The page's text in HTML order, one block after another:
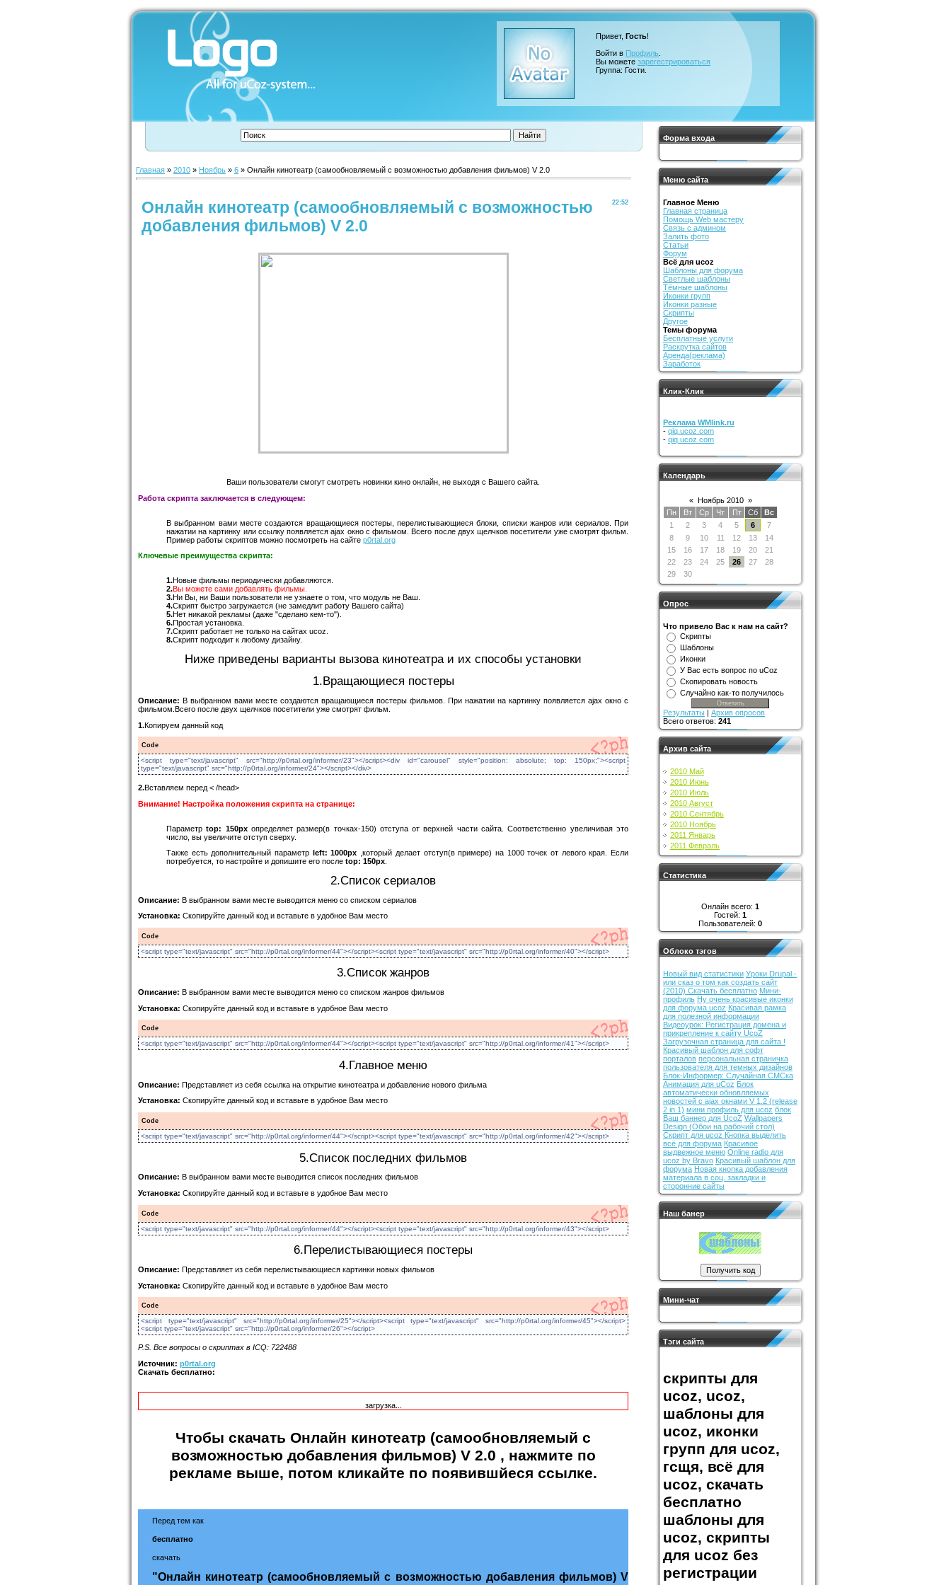
Привет, Гость!
Войти в Профиль
Вы можете зарегестрироваться
Группа: Гости.
Форма входа
Меню сайта
Главное Меню
Главная страница
Помощь Web мастеру
Связь с админом
Залить фото
Статьи
Форум
Всё для ucoz
Шаблоны для форума
Светлые шаблоны
Тёмные шаблоны
Иконки групп
Иконки разные
Скрипты
Другое
Темы форума
Бесплатные услуги
Раскрутка сайтов
Аренда(реклама)
Заработок
Клик-Клик
Реклама WMlink.ru
- qiq.ucoz.com
- qiq.ucoz.com
Календарь
« Ноябрь 2010 »
Пн
Вт Ср Чт Пт Сб
Вс
1
2 3 4 5 6
7
8
9 10 11 12 13
14
15
16 17 18 19 20
21
22
23 24 25 26 27
28
29
30
Опрос
Что привело Вас к нам на сайт?
Скрипты
Шаблоны
Иконки
У Вас есть вопрос по uCoz
Скопировать новость
Случайно как-то получилось
Результаты | Архив опросов
Всего ответов: 241
Архив сайта
2010 Май
2010 Июнь
2010 Июль
2010 Август
2010 Сентябрь
2010 Ноябрь
2011 Январь
2011 Февраль
Статистика
Онлайн всего: 1
Гостей: 1
Пользователей: 0
Облоко тэгов
Новый вид статистики Уроки Drupal -
или сказ о том как создать сайт
(2010) Скачать бесплатно Мини-
профиль Ну очень красивые иконки
для форума ucoz Красивая рамка
для полезной информации
Видеоурок: Регистрация домена и
прикрепление к сайту UcoZ
Загрузочная страница для сайта !
Красивый шаблон для софт
порталов персональная страничка
пользователя для темных дизайнов
Блок-Информер: Случайная СМСка
Анимация для uCoz Блок
автоматически обновляемых
новостей с ajax окнами V 1.2 (release
2 in 1) мини профиль для ucoz блок
Ваш баннер для UcoZ Wallpapers
Design (Обои на рабочий стол)
Скрипт для ucoz Кнопка выделить
всё для форума Красивое
выдвежное меню Online radio для
ucoz by Bravo Красивый шаблон для
форума Новая кнопка добавления
материала в соц. закладки и
сторонние сайты
Наш банер
Мини-чат
Тэги сайта
скрипты для
ucoz, ucoz,
шаблоны для
ucoz, иконки
групп для ucoz,
гсщя, всё для
ucoz, скачать
бесплатно
шаблоны для
ucoz, скрипты
для ucoz без
регистрации
Главная » 2010 » Ноябрь » 6 » Онлайн кинотеатр (самообновляемый с возможностью добавления фильмов) V 2.0
22:52
Онлайн кинотеатр (самообновляемый с возможностью
добавления фильмов) V 2.0
Ваши пользователи смогут смотреть новинки кино онлайн, не выходя с Вашего сайта.
Работа скрипта заключается в следующем:
В выбранном вами месте создаются вращающиеся постеры, перелистывающиеся блоки, списки жанров или сериалов. При
нажатии на картинку или ссылку появляется ajax окно с фильмом. Всего после двух щелчков посетители уже смотрят фильм.
Пример работы скриптов можно посмотреть на сайте p0rtal.org
Ключевые преимущества скрипта:
1.Новые фильмы периодически добавляются.
2.Вы можете сами добавлять фильмы.
3.Ни Вы, ни Ваши пользователи не узнаете о том, что модуль не Ваш.
4.Скрипт быстро загружается (не замедлит работу Вашего сайта)
5.Нет никакой рекламы (даже "сделано кем-то").
6.Простая установка.
7.Скрипт работает не только на сайтах ucoz.
8.Скрипт подходит к любому дизайну.
Ниже приведены варианты вызова кинотеатра и их способы установки
1.Вращающиеся постеры
Описание: В выбранном вами месте создаются вращающиеся постеры фильмов. При нажатии на картинку появляется ajax окно с
фильмом.Всего после двух щелчков посетители уже смотрят фильм.
1.Копируем данный код
Code
<script type="text/javascript" src="http://p0rtal.org/informer/23"></script><div id="carousel" style="position: absolute; top: 150px;"><script
type="text/javascript" src="http://p0rtal.org/informer/24"></script></div>
2.Вставляем перед < /head>
Внимание! Настройка положения скрипта на странице:
Параметрtop: 150pxопределяет размер(в точках-150) отступа от верхней части сайта. Соответственно увеличивая это
число, вы увеличите отступ сверху.
Также есть дополнительный параметр left: 1000px ,который делает отступ(в примере) на 1000 точек от левого края. Если
потребуется, то настройте и допишите его после top: 150px
2.Список сериалов
Описание: В выбранном вами месте выводится меню со списком сериалов
Установка: Скопируйте данный код и вставьте в удобное Вам место
Code
<script type="text/javascript" src="http://p0rtal.org/informer/44"></script><script type="text/javascript" src="http://p0rtal.org/informer/40"></script>
3.Список жанров
Описание: В выбранном вами месте выводится меню со списком жанров фильмов
Установка: Скопируйте данный код и вставьте в удобное Вам место
Code
<script type="text/javascript" src="http://p0rtal.org/informer/44"></script><script type="text/javascript" src="http://p0rtal.org/informer/41"></script>
4.Главное меню
Описание: Представляет из себя ссылка на открытие кинотеатра и добавление нового фильма
Установка: Скопируйте данный код и вставьте в удобное Вам место
Code
<script type="text/javascript" src="http://p0rtal.org/informer/44"></script><script type="text/javascript" src="http://p0rtal.org/informer/42"></script>
5.Список последних фильмов
Описание: В выбранном вами месте выводится список последних фильмов
Установка: Скопируйте данный код и вставьте в удобное Вам место
Code
<script type="text/javascript" src="http://p0rtal.org/informer/44"></script><script type="text/javascript" src="http://p0rtal.org/informer/43"></script>
6.Перелистывающиеся постеры
Описание: Представляет из себя перелистывающиеся картинки новых фильмов
Установка: Скопируйте данный код и вставьте в удобное Вам место
Code
<script type="text/javascript" src="http://p0rtal.org/informer/25"></script><script type="text/javascript" src="http://p0rtal.org/informer/45"></script>
<script type="text/javascript" src="http://p0rtal.org/informer/26"></script>
P.S. Все вопросы о скриптах в ICQ: 722488
Источник: p0rtal.org
Скачать бесплатно:
загрузка...
Чтобы скачать Онлайн кинотеатр (самообновляемый с
возможностью добавления фильмов) V 2.0 , нажмите по
рекламе выше, потом кликайте по появившйеся ссылке.
Перед тем как
бесплатно
скачать
"Онлайн кинотеатр (самообновляемый с возможностью добавления фильмов) V